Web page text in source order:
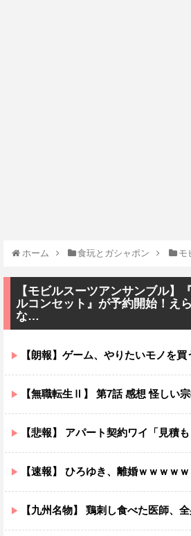
ホーム 食玩とガシャポン モ
【モビルスーツアンサンブル】
ルコンセット』が予約開始！え
な…
【朗報】ゲーム、やりたいモノを買うのではなくAI
【無職転生Ⅱ】 第7話 感想 怪しい宗教は敵に回すと厄
【悲報】 アパート契約ワイ「見積もりの鍵交換費20万って何ですか？」
【速報】 ひろゆき、離婚ｗｗｗｗｗ
【九州名物】 鶏刺し食べた医師、全身麻